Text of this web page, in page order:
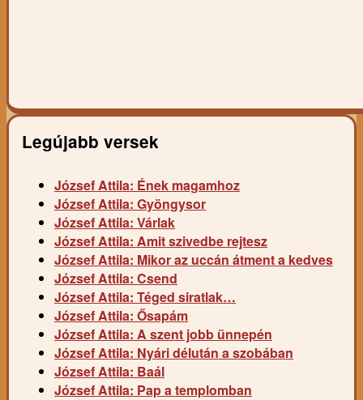
Legújabb versek
József Attila: Ének magamhoz
József Attila: Gyöngysor
József Attila: Várlak
József Attila: Amit szivedbe rejtesz
József Attila: Mikor az uccán átment a kedves
József Attila: Csend
József Attila: Téged siratlak…
József Attila: Ősapám
József Attila: A szent jobb ünnepén
József Attila: Nyári délután a szobában
József Attila: Baál
József Attila: Pap a templomban